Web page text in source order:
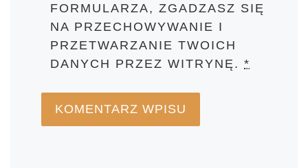
FORMULARZA, ZGADZASZ SIĘ
NA PRZECHOWYWANIE I
PRZETWARZANIE TWOICH
DANYCH PRZEZ WITRYNĘ.*